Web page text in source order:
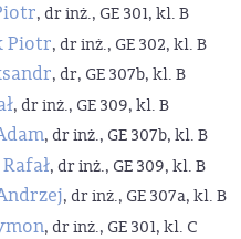
, dr inż., GE 301, kl. B
Piotr, dr inż., GE 302, kl. B
, dr, GE 307b, kl. B
, dr inż., GE 309, kl. B
, dr inż., GE 307b, kl. B
, dr inż., GE 309, kl. B
, dr inż., GE 307a, kl. B
, dr inż., GE 301, kl. C